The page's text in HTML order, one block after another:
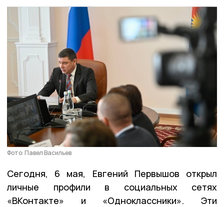
Фото: Павел Васильев
Сегодня, 6 мая, Евгений Первышов открыл
личные профили в социальных сетях
«ВКонтакте» и «Одноклассники». Эти